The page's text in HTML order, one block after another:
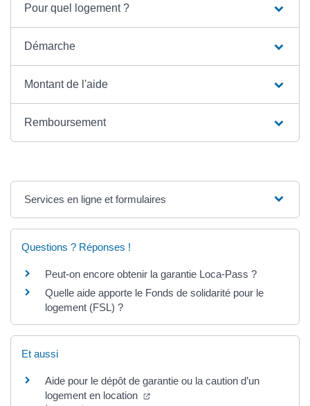
Pour quel logement ?
Démarche
Montant de l'aide
Remboursement
Services en ligne et formulaires
Questions ? Réponses !
Peut-on encore obtenir la garantie Loca-Pass ?
Quelle aide apporte le Fonds de solidarité pour le
logement (FSL) ?
Et aussi
Aide pour le dépôt de garantie ou la caution d’un
logement en location